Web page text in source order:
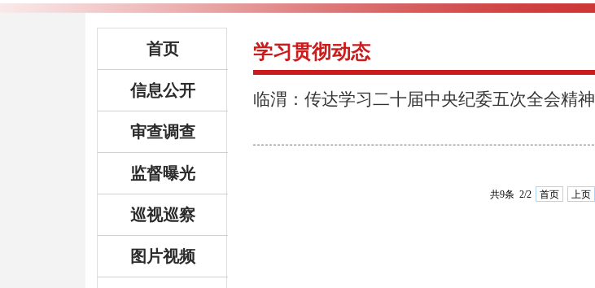
首页
信息公开
审查调查
监督曝光
巡视巡察
图片视频
学习贯彻动态
临渭：传达学习二十届中央纪委五次全会精神
共9条 2/2 首页 上页